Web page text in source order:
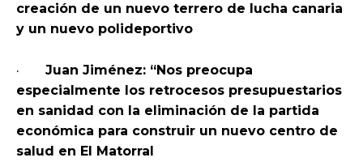
creación de un nuevo terrero de lucha canaria
y un nuevo polideportivo
· Juan Jiménez: “Nos preocupa
especialmente los retrocesos presupuestarios
en sanidad con la eliminación de la partida
económica para construir un nuevo centro de
salud en El Matorral